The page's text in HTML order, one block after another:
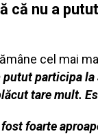
că nu a
cel mai
putut participa
tare mult.
foarte